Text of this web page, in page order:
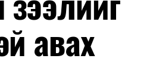
авах